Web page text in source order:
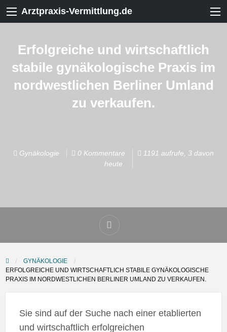
Arztpraxis-Vermittlung.de
Erfolgreiche und wirtschaftlich
stabile gynäkologische Praxis im
nordwestlichen Berliner Umland
zu verkaufen.
Gynäkologie 0 Kommentare
1191 aufrufe, 3 davon
heute
GYNÄKOLOGIE
ERFOLGREICHE UND WIRTSCHAFTLICH STABILE GYNÄKOLOGISCHE
PRAXIS IM NORDWESTLICHEN BERLINER UMLAND ZU VERKAUFEN.
Sie sind auf der Suche nach einer etablierten
und wirtschaftlich erfolgreichen